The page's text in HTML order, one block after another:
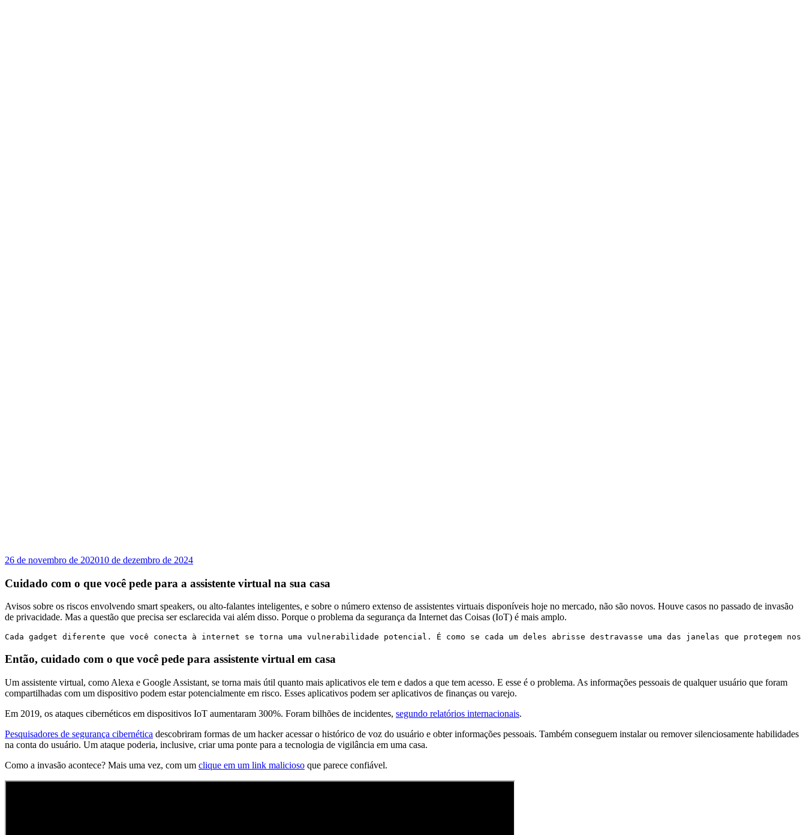
26 de novembro de 202010 de dezembro de 2024
Cuidado com o que você pede para a assistente virtual na sua casa
Avisos sobre os riscos envolvendo smart speakers, ou alto-falantes inteligentes, e sobre o número extenso de assistentes virtuais disponíveis hoje no mercado, não são novos. Houve casos no passado de invasão
de privacidade. Mas a questão que precisa ser esclarecida vai além disso. Porque o problema da segurança da Internet das Coisas (IoT) é mais amplo.
Cada gadget diferente que você conecta à internet se torna uma vulnerabilidade potencial. É como se cada um deles abrisse destravasse uma das janelas que protegem
Então, cuidado com o que você pede para assistente virtual em casa
Um assistente virtual, como Alexa e Google Assistant, se torna mais útil quanto mais aplicativos ele tem e dados a que tem acesso. E esse é o problema. As informações pessoais de qualquer usuário que foram
compartilhadas com um dispositivo podem estar potencialmente em risco. Esses aplicativos podem ser aplicativos de finanças ou varejo.
Em 2019, os ataques cibernéticos em dispositivos IoT aumentaram 300%. Foram bilhões de incidentes, segundo relatórios internacionais.
Pesquisadores de segurança cibernética descobriram formas de um hacker acessar o histórico de voz do usuário e obter informações pessoais. Também conseguem instalar ou remover silenciosamente habilidades
na conta do usuário. Um ataque poderia, inclusive, criar uma ponte para a tecnologia de vigilância em uma casa.
Como a invasão acontece? Mais uma vez, com um clique em um link malicioso que parece confiável.